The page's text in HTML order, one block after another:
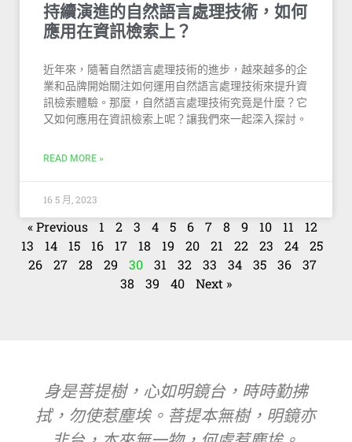
持續演進的自然語言處理技術，如何
應用在資訊檢索上？
近年來，隨著自然語言處理技術的進步，越來越多的企
業和品牌開始關注如何運用自然語言處理技術來提升資
訊檢索體驗。那麼，自然語言處理技術究竟是什麼？它
又如何應用在資訊檢索上呢？讓我們來一起深入探討。
READ MORE »
16 5 月, 2023
« Previous 1 2 3 4 5 6 7 8 9 10 11
12
13
14 15 16 17 18 19 20 21 22 23 24
25
26
27 28 29 30 31 32 33 34 35 36
37
38
39 40 Next »
身是菩提樹，心如明鏡台，時時勤拂
拭，勿使惹塵埃。菩提本無樹，明鏡亦